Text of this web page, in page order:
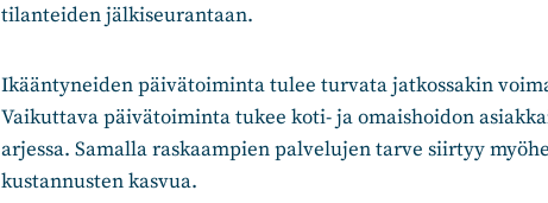
tilanteiden jälkiseurantaan.
Ikääntyneiden päivätoiminta tulee turvata jatkossakin
Vaikuttava päivätoiminta tukee koti- ja omaishoidon
arjessa. Samalla raskaampien palvelujen tarve siirtyy
kustannusten kasvua.